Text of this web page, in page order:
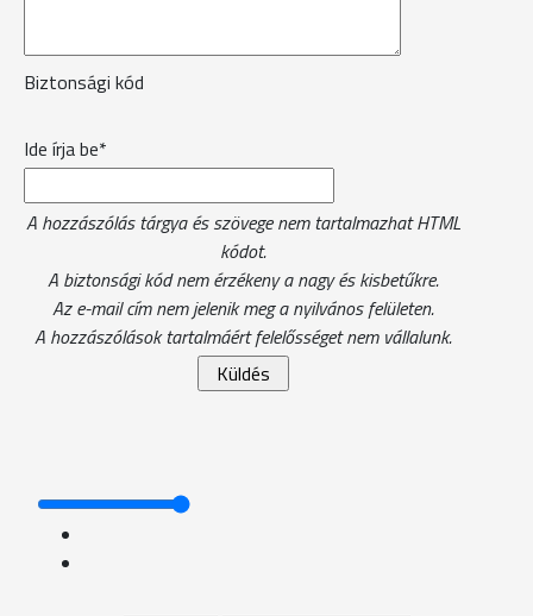
Biztonsági kód
Ide írja be*
A hozzászólás tárgya és szövege nem tartalmazhat HTML
kódot.
A biztonsági kód nem érzékeny a nagy és kisbetűkre.
Az e-mail cím nem jelenik meg a nyilvános felületen.
A hozzászólások tartalmáért felelősséget nem vállalunk.